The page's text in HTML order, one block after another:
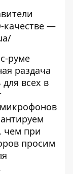
качестве —
руме
раздача
всех в
чем при
просим